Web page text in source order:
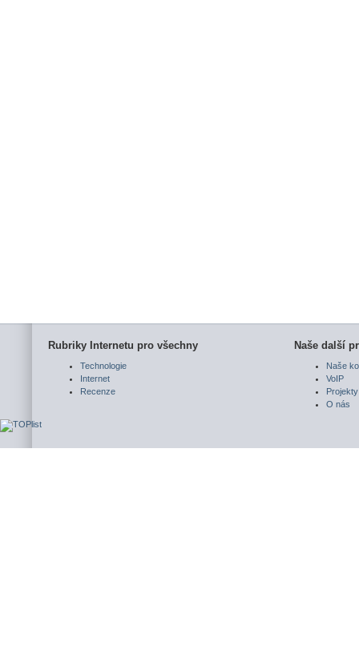
Rubriky Internetu pro všechny
Technologie
Internet
Recenze
Naše další
Naše
VoIP
Projekty
O nás